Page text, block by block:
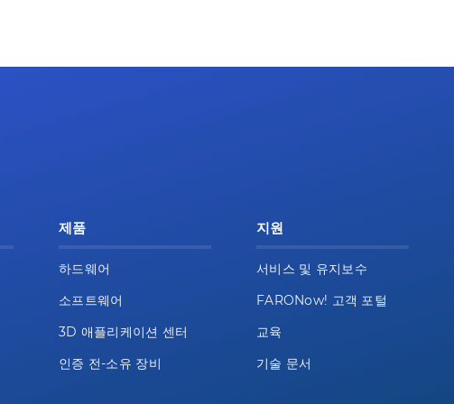
제품
하드웨어
소프트웨어
3D 애플리케이션 센터
인증 전-소유 장비
지원
서비스 및 유지보수
FARONow! 고객 포털
교육
기술 문서